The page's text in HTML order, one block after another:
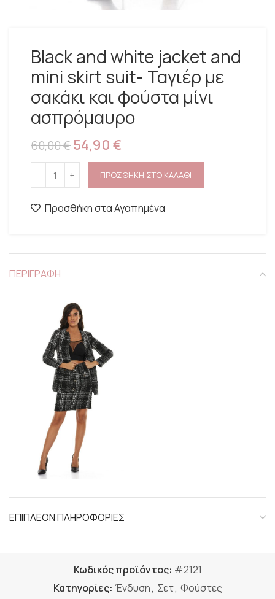
Black and white jacket and
mini skirt suit- Ταγιέρ με
σακάκι και φούστα μίνι
ασπρόμαυρο
60,00€54,90 €
ΠΡΟΣΘΗΚΗ ΣΤΟ ΚΑΛΑΘΙ
Προσθήκη στα Αγαπημένα
ΠΕΡΙΓΡΑΦΗ
ΕΠΙΠΛΕΟΝ ΠΛΗΡΟΦΟΡΙΕΣ
Κωδικός προϊόντος: #2121
Κατηγορίες: Ένδυση, Σετ, Φούστες